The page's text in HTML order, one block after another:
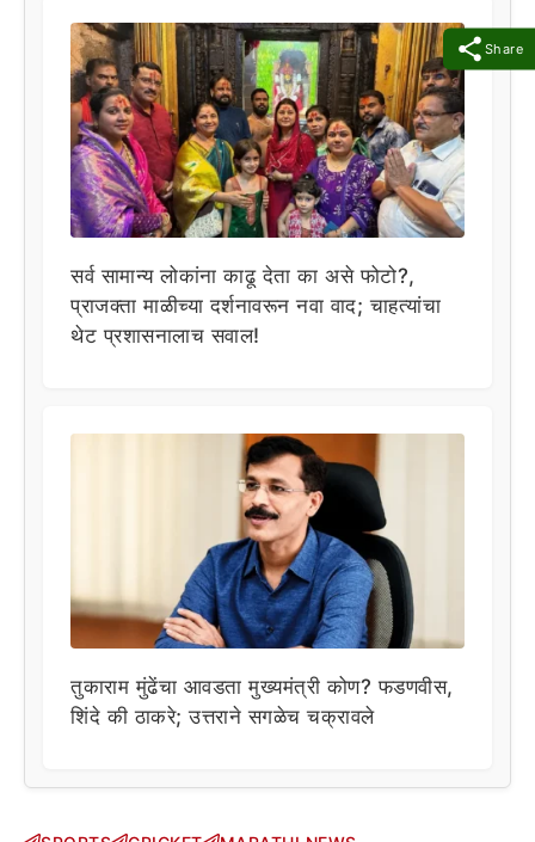
Share
सर्व सामान्य लोकांना काढू देता का असे फोटो?,
प्राजक्ता माळीच्या दर्शनावरून नवा वाद; चाहत्यांचा
थेट प्रशासनालाच सवाल!
तुकाराम मुंढेंचा आवडता मुख्यमंत्री कोण? फडणवीस,
शिंदे की ठाकरे; उत्तराने सगळेच चक्रावले